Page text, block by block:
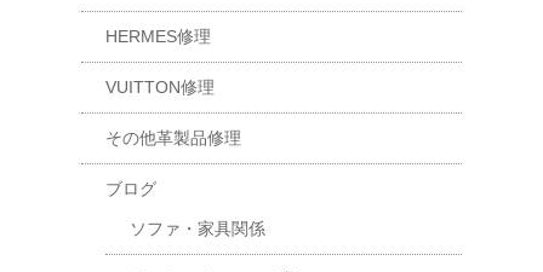
HERMES修理
VUITTON修理
その他革製品修理
ブログ
ソファ・家具関係